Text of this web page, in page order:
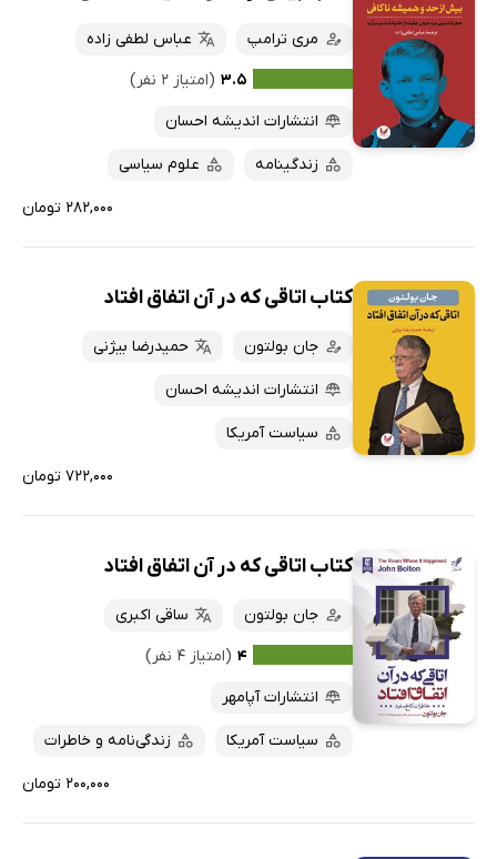
مری ترامپ
عباس لطفی زاده
۳.۵ (امتیاز ۲ نفر)
انتشارات اندیشه احسان
زندگینامه علوم سیاسی
۲۸۲,۰۰۰ تومان
کتاب اتاقی که در آن اتفاق افتاد
جان بولتون حمیدرضا بیژنی
انتشارات اندیشه احسان
سیاست آمریکا
۷۲۲,۰۰۰ تومان
کتاب اتاقی که در آن اتفاق افتاد
جان بولتون
ساقی اکبری
۴ (امتیاز ۴ نفر)
انتشارات آپامهر
سیاست آمریکا زندگی‌نامه و خاطرات
۲۰۰,۰۰۰ تومان